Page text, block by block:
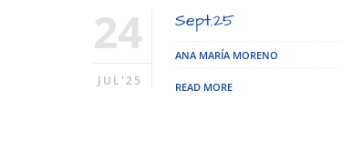
24
JUL'25
Sept.25
ANA MARÍA MORENO
READ MORE